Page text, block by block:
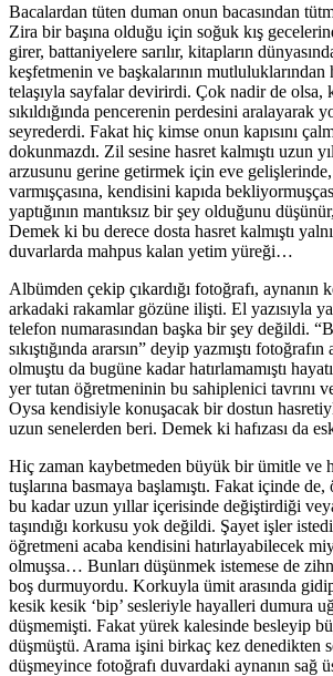
Bacalardan tüten duman onun bacasından
Zira bir başına olduğu için soğuk kış
girer, battaniyelere sarılır, kitapların
keşfetmenin ve başkalarının mutluluklarından
telaşıyla sayfalar devirirdi. Çok nadir de olsa,
sıkıldığında pencerenin perdesini aralayarak
seyrederdi. Fakat hiç kimse onun kapısını
dokunmazdı. Zil sesine hasret kalmıştı uzun
arzusunu gerine getirmek için eve
varmışçasına, kendisini kapıda
yaptığının mantıksız bir şey olduğunu
Demek ki bu derece dosta hasret kalmıştı
duvarlarda mahpus kalan yetim yüreği…
Albümden çekip çıkardığı fotoğrafı, aynanın
arkadaki rakamlar gözüne ilişti. El yazısıyla
telefon numarasından başka bir şey değildi.
sıkıştığında ararsın” deyip yazmıştı fotoğrafın
olmuştu da bugüne kadar hatırlamamıştı
yer tutan öğretmeninin bu sahiplenici tavrını
Oysa kendisiyle konuşacak bir dostun
uzun senelerden beri. Demek ki hafızası da
Hiç zaman kaybetmeden büyük bir ümitle ve
tuşlarına basmaya başlamıştı. Fakat içinde
bu kadar uzun yıllar içerisinde değiştirdiği
taşındığı korkusu yok değildi. Şayet işler
öğretmeni acaba kendisini hatırlayabilecek
olmuşsa… Bunları düşünmek istemese de
boş durmuyordu. Korkuyla ümit arasında
kesik kesik ‘bip’ sesleriyle hayalleri dumura
düşmemişti. Fakat yürek kalesinde besleyip
düşmüştü. Arama işini birkaç kez denedikten
düşmeyince fotoğrafı duvardaki aynanın sağ